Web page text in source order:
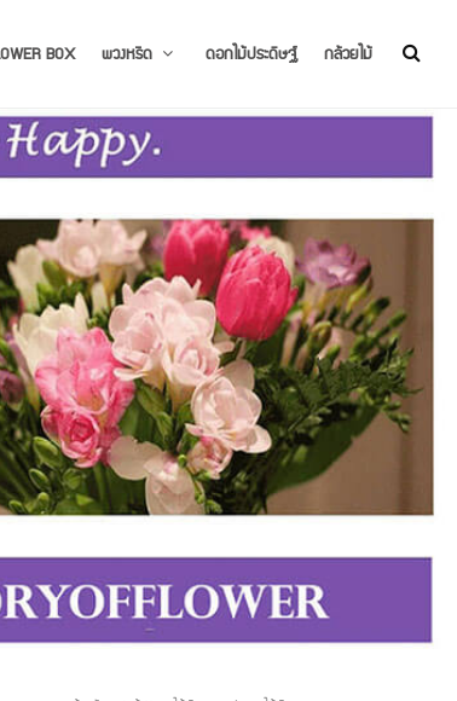
BOX พวงหรีด ดอกไม้ประดิษฐ์ กล้วยไม้